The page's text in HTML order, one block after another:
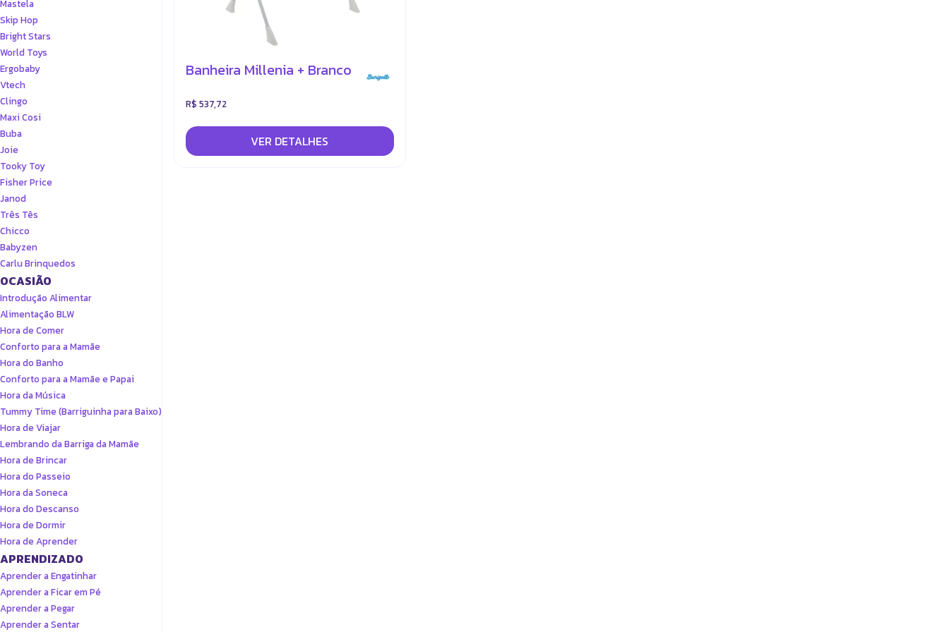
Mastela
Skip Hop
Bright Stars
World Toys
Ergobaby
Vtech
Clingo
Maxi Cosi
Buba
Joie
Tooky Toy
Fisher Price
Janod
Três Tês
Chicco
Babyzen
Carlu Brinquedos
OCASIÃO
Introdução Alimentar
Alimentação BLW
Hora de Comer
Conforto para a Mamãe
Hora do Banho
Conforto para a Mamãe e Papai
Hora da Música
Tummy Time (Barriguinha para Baixo)
Hora de Viajar
Lembrando da Barriga da Mamãe
Hora de Brincar
Hora do Passeio
Hora da Soneca
Hora do Descanso
Hora de Dormir
Hora de Aprender
APRENDIZADO
Aprender a Engatinhar
Aprender a Ficar em Pé
Aprender a Pegar
Aprender a Sentar
Banheira Millenia + Branco
R$ 537,72
VER DETALHES